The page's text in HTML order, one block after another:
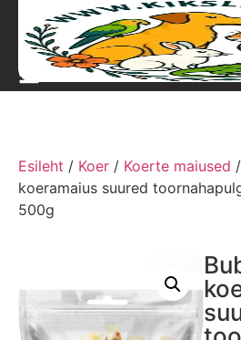
Esileht / Koer / Koerte maiused
koeramaius suured
500g